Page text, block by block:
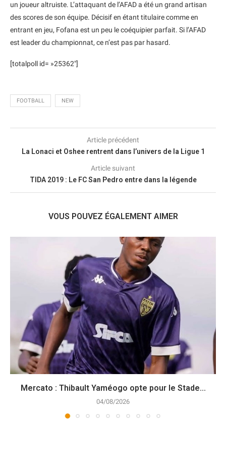
un joueur altruiste. L’attaquant de l’AFAD a été un grand artisan
des scores de son équipe. Décisif en étant titulaire comme en
entrant en jeu, Fofana est un peu le coéquipier parfait. Si l’AFAD
est leader du championnat, ce n’est pas par hasard.
[totalpoll id= »25362″]
FOOTBALL NEW
Article précédent
La Lonaci et Oshee rentrent dans l’univers de la Ligue 1
Article suivant
TIDA 2019 : Le FC San Pedro entre dans la légende
VOUS POUVEZ ÉGALEMENT AIMER
Mercato : Thibault Yaméogo opte pour le Stade...
04/08/2026